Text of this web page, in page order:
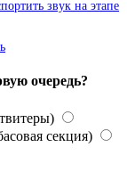
звук на этапе
очередь?
секция)